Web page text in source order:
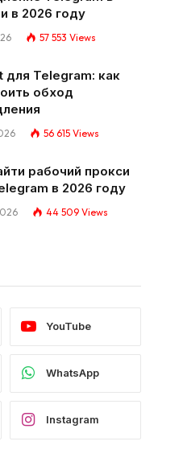
в 2026 году
57 553 Views
для Telegram: как
обход
56 615 Views
рабочий прокси
в 2026 году
44 509 Views
YouTube
WhatsApp
Instagram